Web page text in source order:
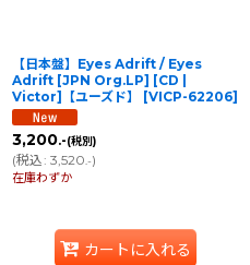
【日本盤】Eyes Adrift / Eyes
Adrift [JPN Org.LP] [CD |
Victor]【ユーズド】
[VICP-62206]
3,200.-(税別)
(税込: 3,520.-)
在庫わずか
カートに入れる